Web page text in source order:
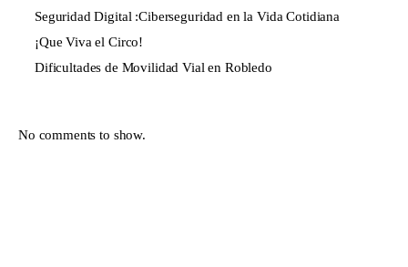
Seguridad Digital :Ciberseguridad en la Vida Cotidiana
¡Que Viva el Circo!
Dificultades de Movilidad Vial en Robledo
No comments to show.